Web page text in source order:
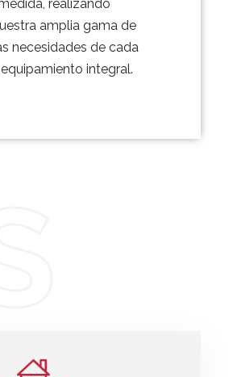
realizando
amplia gama de
necesidades de cada
integral.